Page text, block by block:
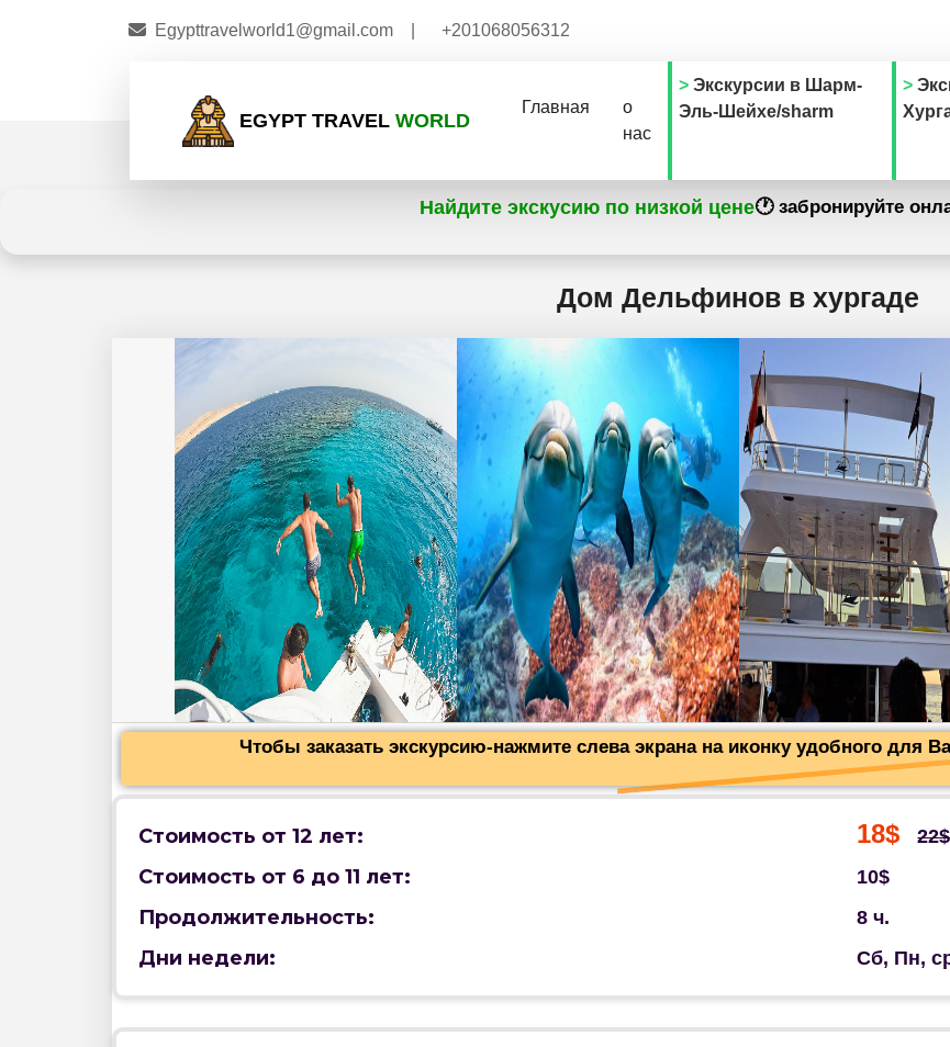
Egypttravelworld1@gmail.com +201068056312
EGYPT TRAVEL WORLD
Главная
о
нас
Экскурсии в Шарм-
Эль-Шейхе/sharm
Найдите экскусию по низкой цене🕐 забронируйте
Дом Дельфинов в хургаде
Чтобы заказать экскурсию-нажмите слева экрана на иконку удобного для
Стоимость от 12 лет: 18$ 22$
Стоимость от 6 до 11 лет: 10$
Продолжительность: 8 ч.
Дни недели: Сб, Пн,